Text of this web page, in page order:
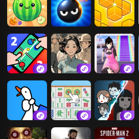
合成大西瓜 扫雷大作战 俄罗斯方块
双人竞技决斗
场
烧脑解压找茬
樱花小镇跑酷
逃离
抓大鹅
挪对对碰消消
猛鬼宿舍.